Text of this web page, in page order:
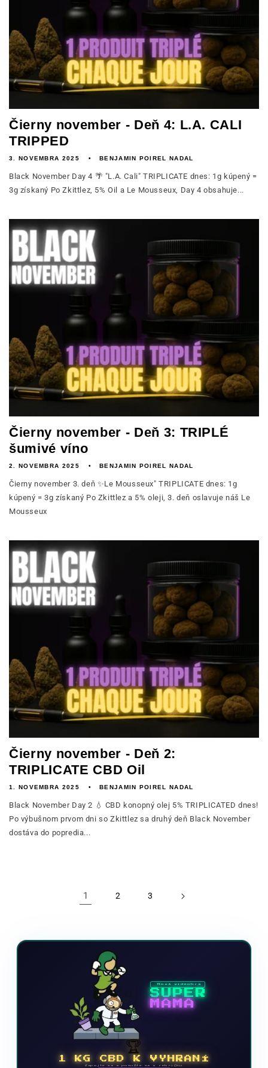
Čierny november - Deň 4: L.A. CALI
TRIPPED
3. NOVEMBRA 2025 BENJAMIN POIREL NADAL
Black November Day 4 🌴 "L.A. Cali" TRIPLICATE dnes: 1g kúpený =
3g získaný Po Zkittlez, 5% Oil a Le Mousseux, Day 4 obsahuje...
Čierny november - Deň 3: TRIPLÉ
šumivé víno
2. NOVEMBRA 2025 BENJAMIN POIREL NADAL
Čierny november 3. deň ✨Le Mousseux" TRIPLICATE dnes: 1g
kúpený = 3g získaný Po Zkittlez a 5% oleji, 3. deň oslavuje náš Le
Mousseux
Čierny november - Deň 2:
TRIPLICATE CBD Oil
1. NOVEMBRA 2025 BENJAMIN POIREL NADAL
Black November Day 2 💧 CBD konopný olej 5% TRIPLICATED dnes!
Po výbušnom prvom dni so Zkittlez sa druhý deň Black November
dostáva do popredia...
1 2 3
Nová videohra
SUPER
MAMA
🏆
1 KG CBD K VYHRANÍ
Zapojte sa a posuňte sa v rebríčku